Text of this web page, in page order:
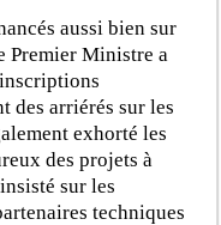
aussi bien sur
Premier Ministre a
des arriérés sur les
exhorté les
des projets à
sur les
techniques